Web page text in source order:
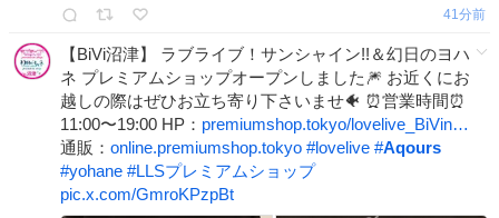
42分前
【BiVi沼津】 ラブライブ！サンシャイン!!＆幻日のヨハ
ネ プレミアムショップオープンしました🎆 お近くにお
越しの際はぜひお立ち寄り下さいませ🐠 ⏰営業時間⏰
11:00〜19:00 HP： premiumshop.tokyo/lovelive_BiVin…
通販： online.premiumshop.tokyo #lovelive #Aqours
#yohane #LLSプレミアムショップ
pic.x.com/GmroKPzpBt